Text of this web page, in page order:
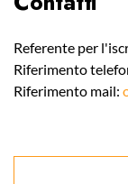
Referente per
Riferimento
Riferimento mail: